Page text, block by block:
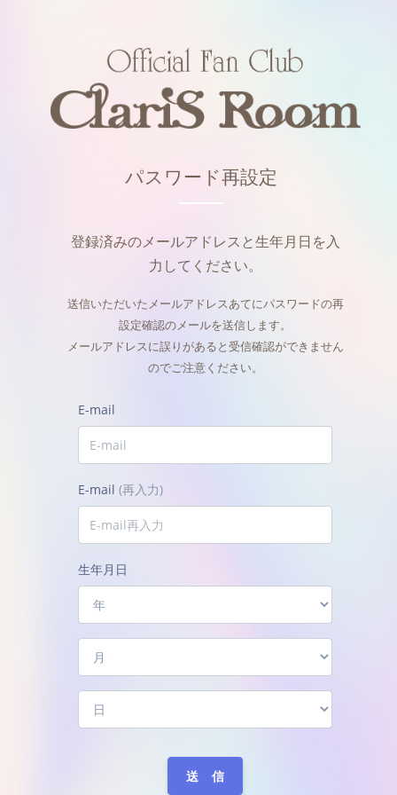
パスワード再設定
登録済みのメールアドレスと生年月日を入
力してください。
送信いただいたメールアドレスあてにパスワードの再
設定確認のメールを送信します。
メールアドレスに誤りがあると受信確認ができません
のでご注意ください。
E-mail
E-mail(再入力)
生年月日
送 信